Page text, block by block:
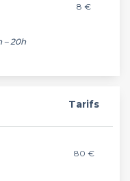
8 €
– 20h
Tarifs
80 €